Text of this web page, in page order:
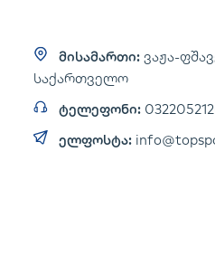
მისამართი: ვაჟა-
საქართველო
ტელეფონი:
ელფოსტა: